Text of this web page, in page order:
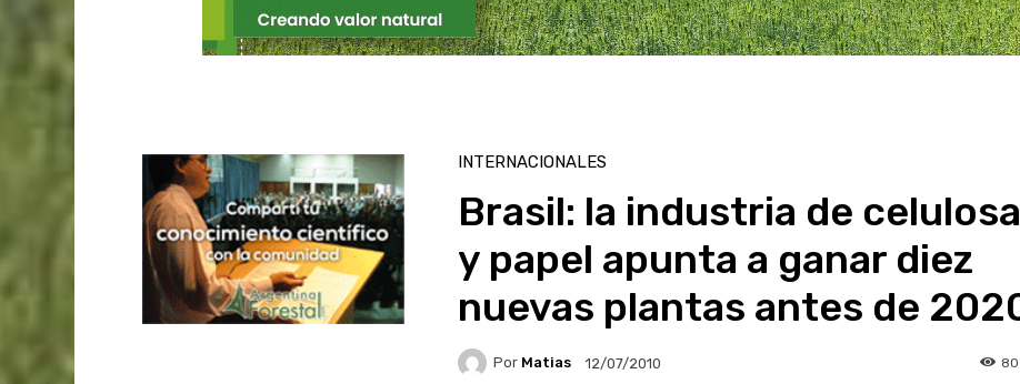
INTERNACIONALES
Brasil: la industria de celulosa
y papel apunta a ganar diez
nuevas plantas antes de
Por Matias 12/07/2010 80